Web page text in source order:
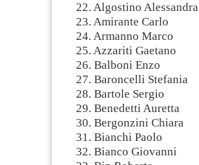
22. Algostino Alessandra
23. Amirante Carlo
24. Armanno Marco
25. Azzariti Gaetano
26. Balboni Enzo
27. Baroncelli Stefania
28. Bartole Sergio
29. Benedetti Auretta
30. Bergonzini Chiara
31. Bianchi Paolo
32. Bianco Giovanni